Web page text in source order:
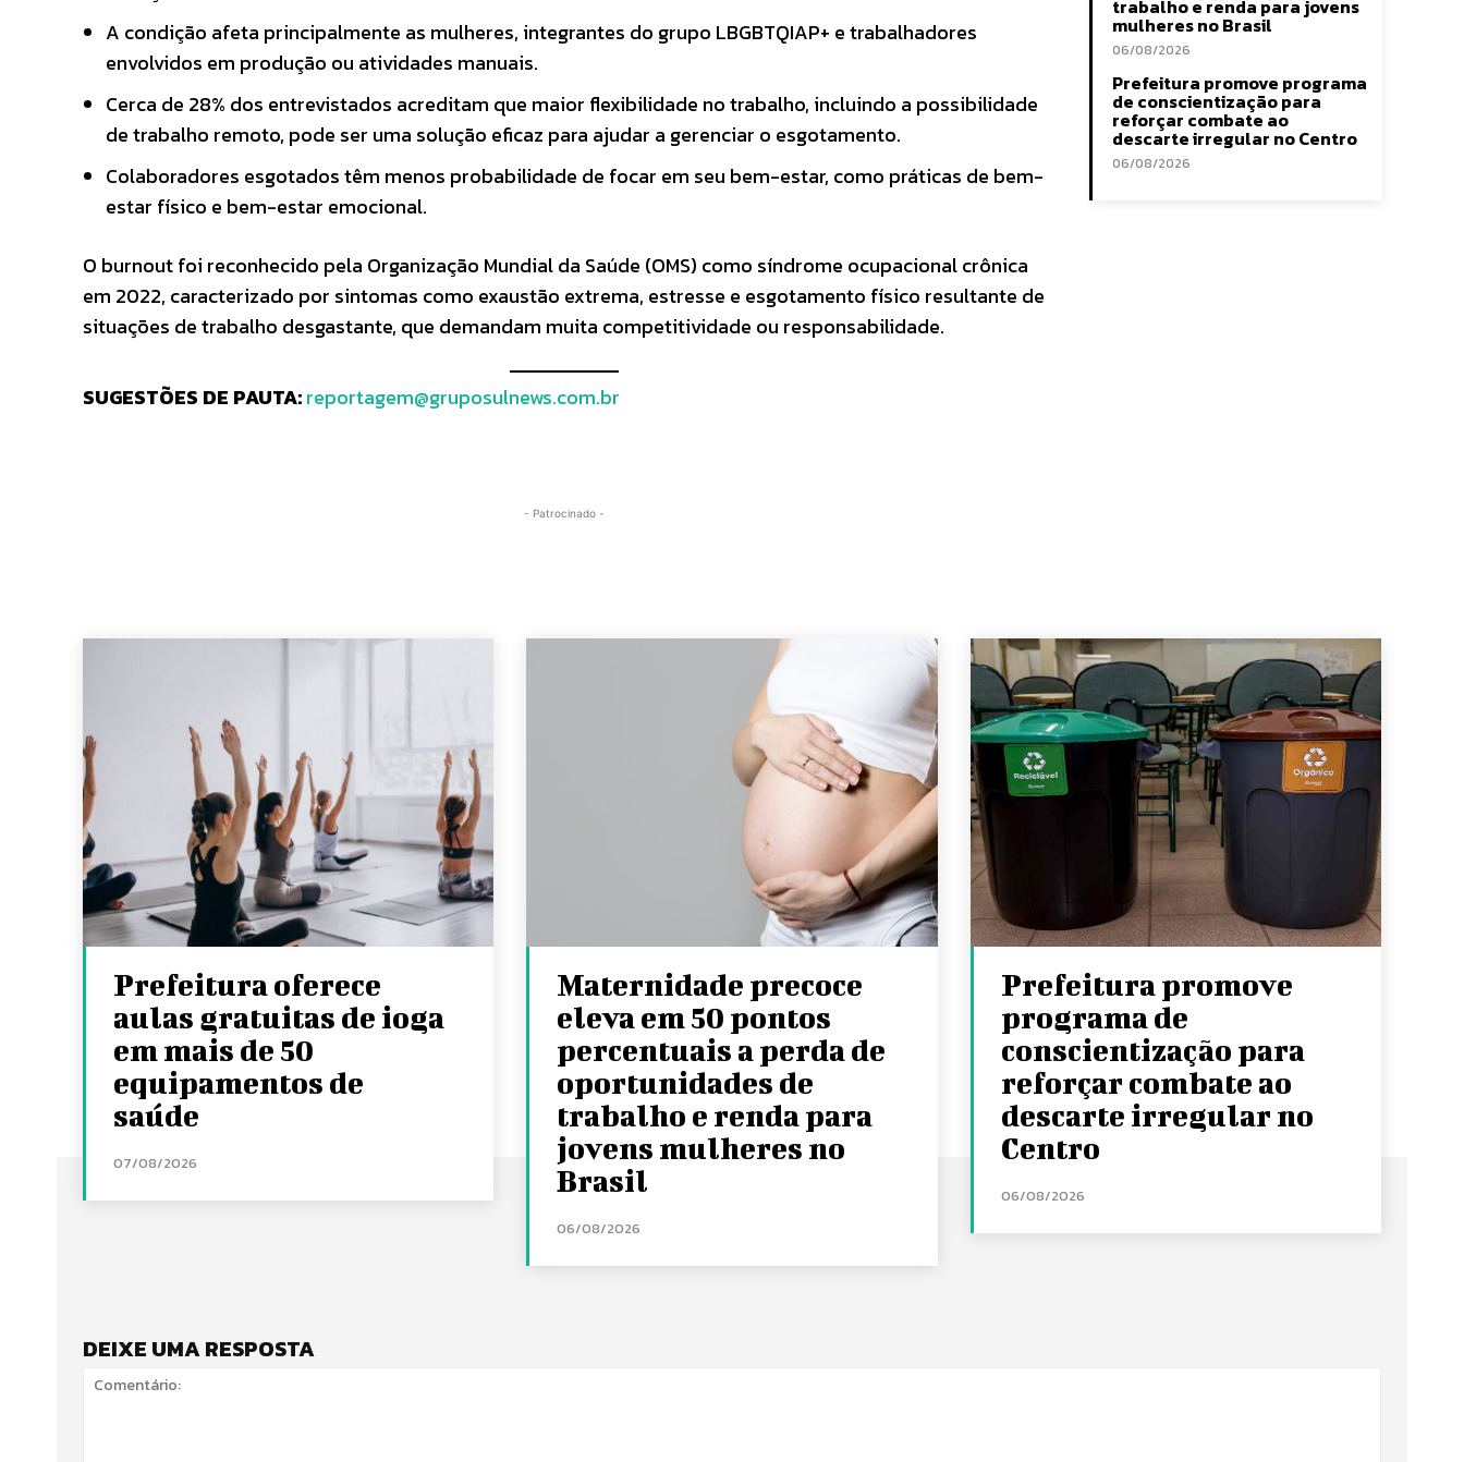
A condição afeta principalmente as mulheres, integrantes do grupo LBGBTQIAP+ e trabalhadores
envolvidos em produção ou atividades manuais.
Cerca de 28% dos entrevistados acreditam que maior flexibilidade no trabalho, incluindo a possibilidade
de trabalho remoto, pode ser uma solução eficaz para ajudar a gerenciar o esgotamento.
Colaboradores esgotados têm menos probabilidade de focar em seu bem-estar, como práticas de bem-
estar físico e bem-estar emocional.
O burnout foi reconhecido pela Organização Mundial da Saúde (OMS) como síndrome ocupacional crônica
em 2022, caracterizado por sintomas como exaustão extrema, estresse e esgotamento físico resultante de
situações de trabalho desgastante, que demandam muita competitividade ou responsabilidade.
SUGESTÕES DE PAUTA:reportagem@gruposulnews.com.br
- Patrocinado -
trabalho e renda para jovens
mulheres no Brasil
06/08/2026
Prefeitura promove programa
de conscientização para
reforçar combate ao
descarte irregular no Centro
06/08/2026
Prefeitura oferece
aulas gratuitas de ioga
em mais de 50
equipamentos de
saúde
07/08/2026
Maternidade precoce
eleva em 50 pontos
percentuais a perda de
oportunidades de
trabalho e renda para
jovens mulheres no
Brasil
06/08/2026
Prefeitura promove
programa de
conscientização para
reforçar combate ao
descarte irregular no
Centro
06/08/2026
DEIXE UMA RESPOSTA